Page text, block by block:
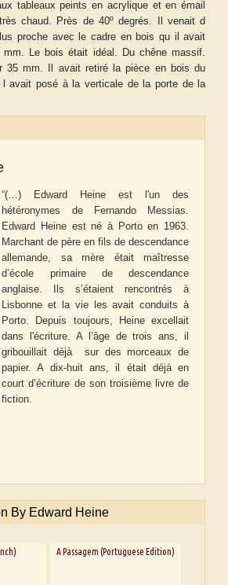
tableaux peints en acrylique et en émail
chaud. Près de 40º degrés. Il venait d
proche avec le cadre en bois qu il avait
Le bois était idéal. Du chêne massif.
35 mm. Il avait retiré la pièce en bois du
avait posé à la verticale de la porte de la
“(…) Edward Heine est l'un des
hétéronymes de Fernando Messias.
Edward Heine est né à Porto en 1963.
Marchant de père en fils de descendance
allemande, sa mère était maîtresse
d’école primaire de descendance
anglaise. Ils s’étaient rencontrés à
Lisbonne et la vie les avait conduits à
Porto. Depuis toujours, Heine excellait
dans l'écriture. A l’âge de trois ans, il
gribouillait déjà sur des morceaux de
papier. A dix-huit ans, il était déjà en
court d’écriture de son troisième livre de
fiction.
By Edward Heine
A Passagem (Portuguese Edition)